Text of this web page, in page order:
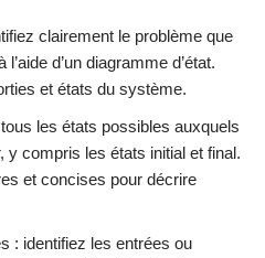
clairement le problème que
d’un diagramme d’état.
et états du système.
les états possibles auxquels
y compris les états initial et final.
et concises pour décrire
: identifiez les entrées ou